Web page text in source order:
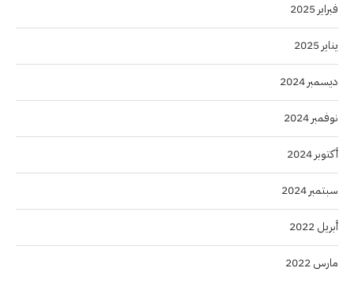
فبراير 2025
يناير 2025
ديسمبر 2024
نوفمبر 2024
أكتوبر 2024
سبتمبر 2024
أبريل 2022
مارس 2022